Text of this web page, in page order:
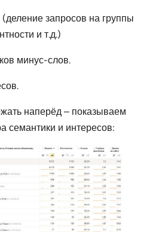
(деление запросов на группы
и т.д.)
минус-слов.
наперёд – показываем
семантики и интересов: